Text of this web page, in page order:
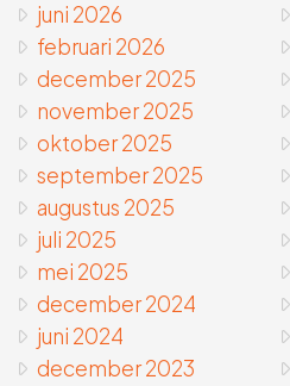
juni 2026
februari 2026
december 2025
november 2025
oktober 2025
september 2025
augustus 2025
juli 2025
mei 2025
december 2024
juni 2024
december 2023